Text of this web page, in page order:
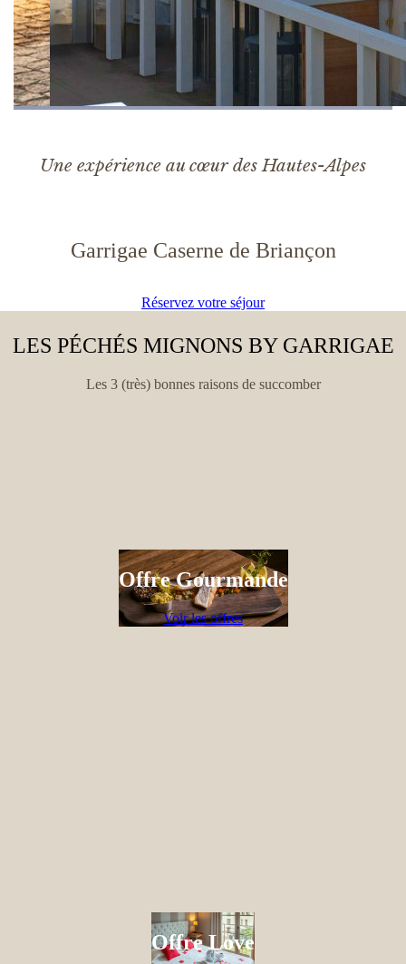
Une expérience au cœur des Hautes-Alpes
Garrigae Caserne de Briançon
Réservez votre séjour
LES PÉCHÉS MIGNONS BY GARRIGAE
Les 3 (très) bonnes raisons de succomber
Offre Gourmande
Voir les offres
Offre Love